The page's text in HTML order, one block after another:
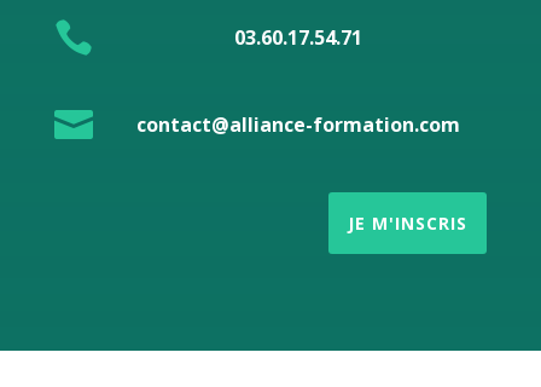
 03.60.17.54.71
 contact@alliance-formation.com
JE M'INSCRIS